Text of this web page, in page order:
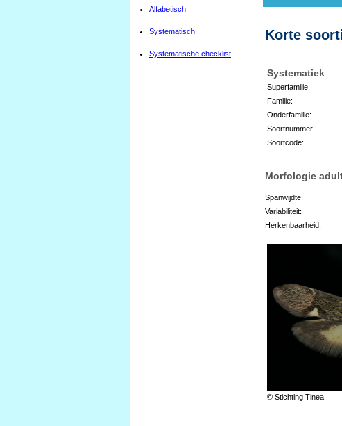
Alfabetisch
Systematisch
Systematische checklist
Korte
Systematiek
Superfamilie:
Familie:
Onderfamilie:
Soortnummer:
Soortcode:
Morfologie
Spanwijdte:
Variabiliteit:
Herkenbaarheid:
© Stichting Tinea